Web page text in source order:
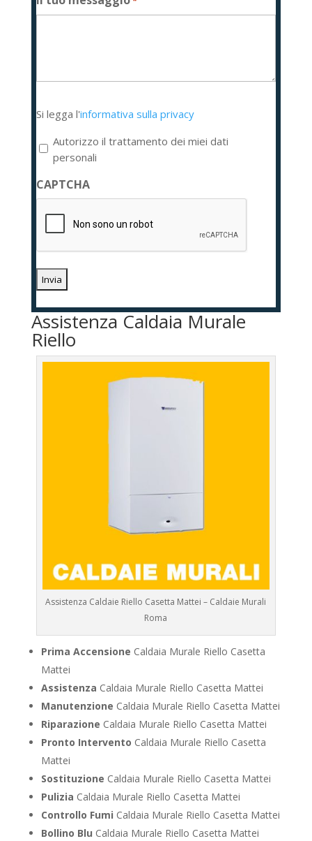
legga
l'informativa
sulla
privacy
*
Si legga l'informativa sulla privacy
Autorizzo il trattamento dei miei dati
personali
CAPTCHA
Assistenza Caldaia Murale
Riello
Assistenza Caldaie Riello Casetta Mattei – Caldaie Murali
Roma
Prima Accensione Caldaia Murale Riello Casetta
Mattei
Assistenza Caldaia Murale Riello Casetta Mattei
Manutenzione Caldaia Murale Riello Casetta Mattei
Riparazione Caldaia Murale Riello Casetta Mattei
Pronto Intervento Caldaia Murale Riello Casetta
Mattei
Sostituzione Caldaia Murale Riello Casetta Mattei
Pulizia Caldaia Murale Riello Casetta Mattei
Controllo Fumi Caldaia Murale Riello Casetta Mattei
Bollino Blu Caldaia Murale Riello Casetta Mattei